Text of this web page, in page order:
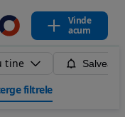
Vinde
acum
tine
filtrele